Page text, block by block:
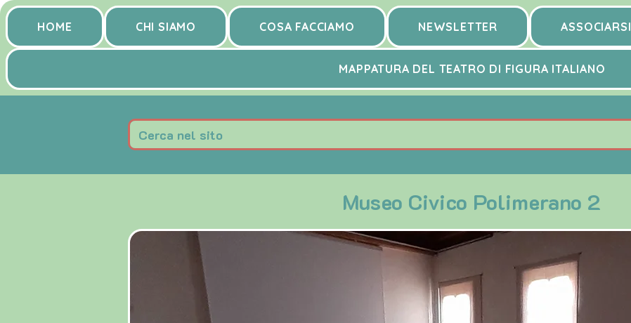
HOME CHI SIAMO COSA FACCIAMO NEWSLETTER ASSOCIARSI
MAPPATURA DEL TEATRO DI FIGURA ITALIANO
Museo Civico Polimerano 2